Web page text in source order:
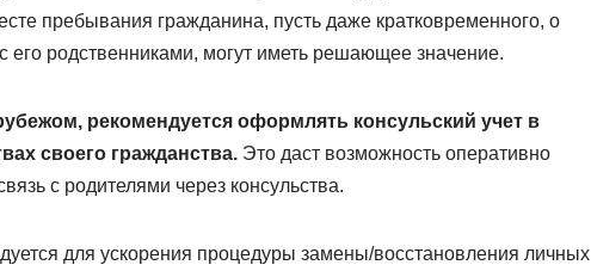
пребывания гражданина, пусть даже кратковременного, о
его родственниками, могут иметь решающее значение.
рекомендуется оформлять консульский учет в
своего гражданства.Это даст возможность оперативно
с родителями через консульства.
для ускорения процедуры замены/восстановления личных